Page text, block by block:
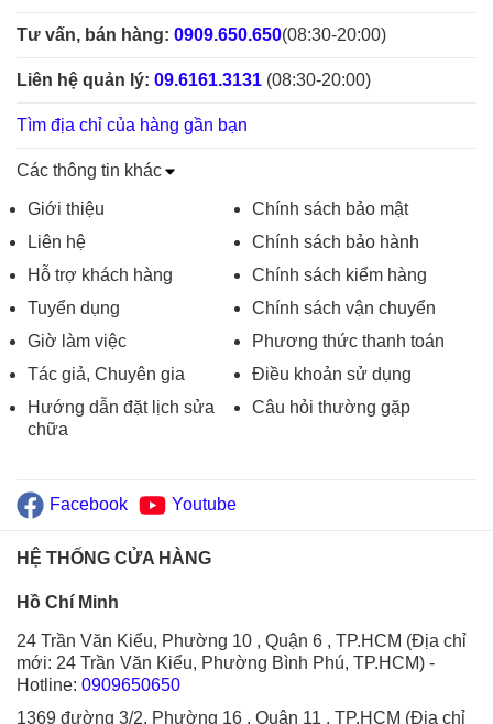
Tư vấn, bán hàng: 0909.650.650(08:30-20:00)
Liên hệ quản lý: 09.6161.3131 (08:30-20:00)
Tìm địa chỉ của hàng gần bạn
Các thông tin khác
Giới thiệu
Liên hệ
Hỗ trợ khách hàng
Tuyển dụng
Giờ làm việc
Tác giả, Chuyên gia
Hướng dẫn đặt lịch sửa
chữa
Chính sách bảo mật
Chính sách bảo hành
Chính sách kiểm hàng
Chính sách vận chuyển
Phương thức thanh toán
Điều khoản sử dụng
Câu hỏi thường gặp
Facebook Youtube
HỆ THỐNG CỬA HÀNG
Hồ Chí Minh
24 Trần Văn Kiểu, Phường 10 , Quận 6 , TP.HCM (Địa chỉ
mới: 24 Trần Văn Kiểu, Phường Bình Phú, TP.HCM) -
Hotline: 0909650650
1369 đường 3/2, Phường 16 , Quận 11 , TP.HCM (Địa chỉ